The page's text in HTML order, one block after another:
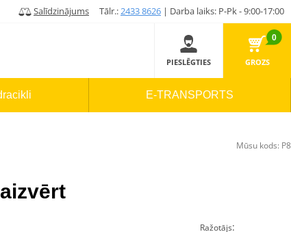
Salīdzinājums Tālr.:2433 8626 | Darba laiks: P-Pk - 9:00-17:00
PIESLĒGTIES
0
GROZS
E-TRANSPORTS
Ražotājs:
Mūsu kods: P8